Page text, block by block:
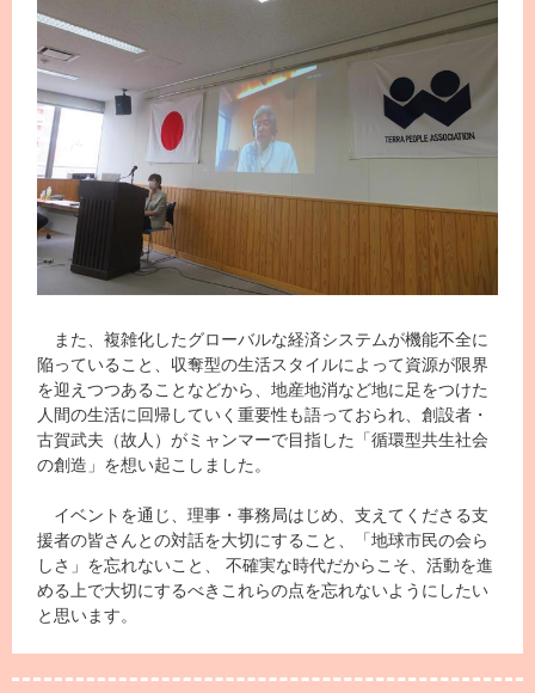
また、複雑化したグローバルな経済システムが機能不全に
陥っていること、収奪型の生活スタイルによって資源が限界
を迎えつつあることなどから、地産地消など地に足をつけた
人間の生活に回帰していく重要性も語っておられ、創設者・
古賀武夫（故人）がミャンマーで目指した「循環型共生社会
の創造」を想い起こしました。
イベントを通じ、理事・事務局はじめ、支えてくださる支
援者の皆さんとの対話を大切にすること、「地球市民の会ら
しさ」を忘れないこと、 不確実な時代だからこそ、活動を進
める上で大切にするべきこれらの点を忘れないようにしたい
と思います。